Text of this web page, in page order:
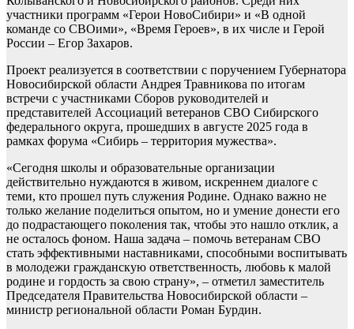
участники программ «Герои НовоСибири» и «В одной
команде со СВОими», «Время Героев», в их числе и Герой
России – Егор Захаров.
Проект реализуется в соответствии с поручением Губернатора
Новосибирской области Андрея Травникова по итогам
встречи с участниками Сборов руководителей и
представителей Ассоциаций ветеранов СВО Сибирского
федерального округа, прошедших в августе 2025 года в
рамках форума «Сибирь – территория мужества».
«Сегодня школы и образовательные организации
действительно нуждаются в живом, искреннем диалоге с
теми, кто прошел путь служения Родине. Однако важно не
только желание поделиться опытом, но и умение донести его
до подрастающего поколения так, чтобы это нашло отклик, а
не осталось фоном. Наша задача – помочь ветеранам СВО
стать эффективными наставниками, способными воспитывать
в молодежи гражданскую ответственность, любовь к малой
родине и гордость за свою страну», – отметил заместитель
Председателя Правительства Новосибирской области –
министр региональной области Роман Бурдин.